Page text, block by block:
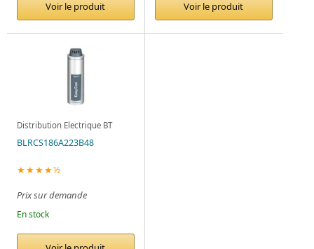
Voir le produit Voir le produit
Distribution Electrique BT
BLRCS186A223B48
★★★★½
Prix sur demande
En stock